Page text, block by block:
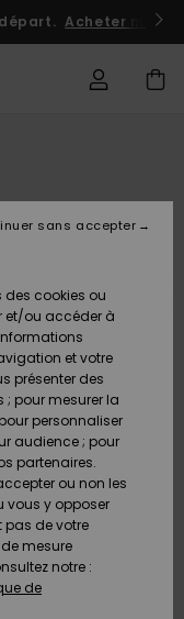
Acheter
cookies ou
et/ou accéder à
et votre
présenter des
pour mesurer la
personnaliser
audience ; pour
partenaires.
ou non les
vous y opposer
pas de votre
mesure
notre :
de
sans accepter